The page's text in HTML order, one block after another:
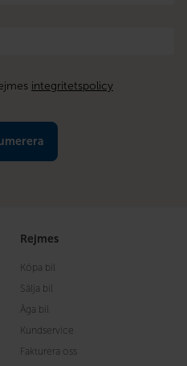
integritetspolicy
Rejmes
Köpa bil
Sälja bil
Äga bil
Kundservice
Fakturera oss